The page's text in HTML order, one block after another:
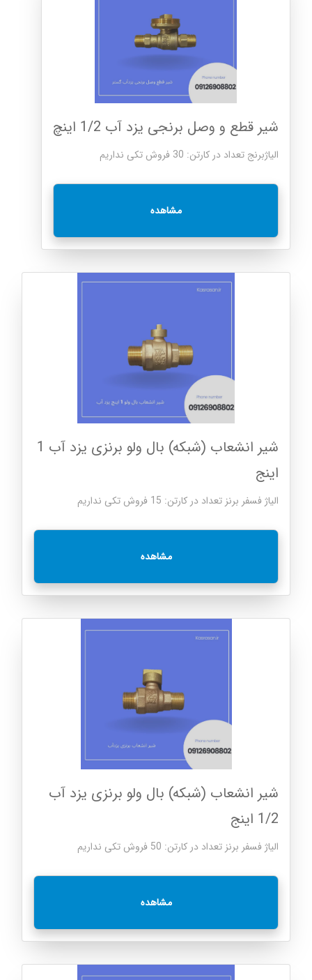
شیر قطع و وصل برنجی یزد آب 1/2 اینچ
الیاژبرنج تعداد در کارتن: 30 فروش تکی نداریم
مشاهده
شیر انشعاب (شبکه) بال ولو برنزی یزد آب 1
اینج
الیاژ فسفر برنز تعداد در کارتن: 15 فروش تکی نداریم
مشاهده
شیر انشعاب (شبکه) بال ولو برنزی یزد آب
1/2 اینج
الیاژ فسفر برنز تعداد در کارتن: 50 فروش تکی نداریم
مشاهده